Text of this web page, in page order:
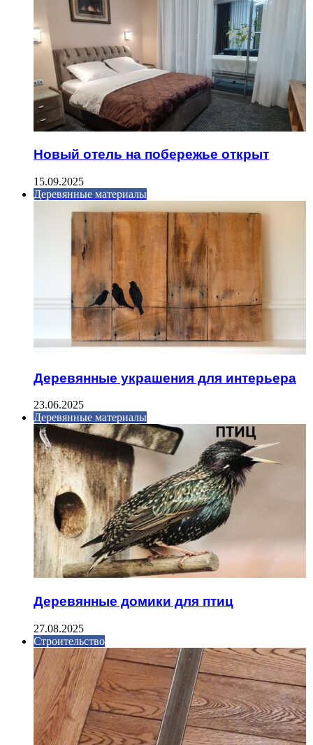
Новый отель на побережье открыт
15.09.2025
Деревянные материалы
Деревянные украшения для интерьера
23.06.2025
Деревянные материалы
Деревянные домики для птиц
27.08.2025
Строительство